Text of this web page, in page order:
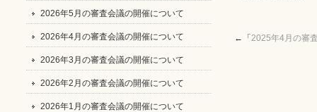
←「 2025年4月の審
2026年5月の審査会議の開催について
2026年4月の審査会議の開催について
2026年3月の審査会議の開催について
2026年2月の審査会議の開催について
2026年1月の審査会議の開催について